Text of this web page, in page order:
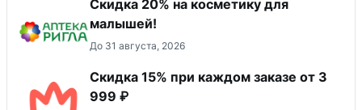
Скидка 20% на косметику для
малышей!
До 31 августа, 2026
Скидка 15% при каждом заказе от 3
999 ₽